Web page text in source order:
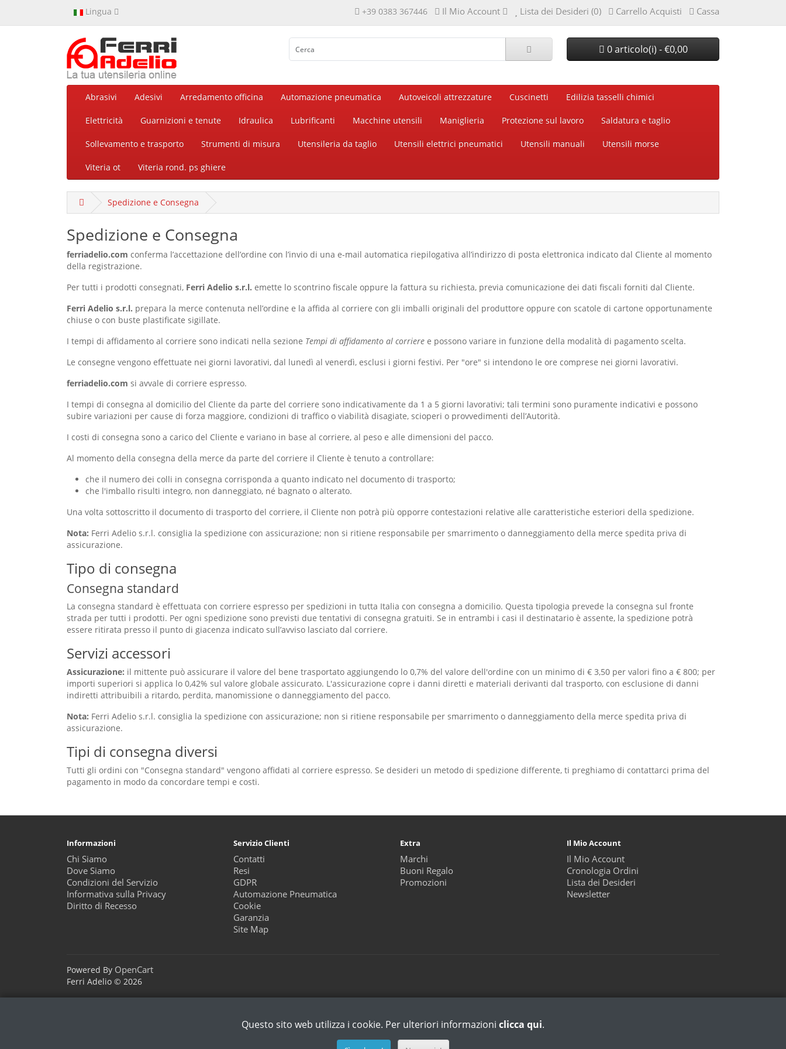
Lingua +39 0383 367446 Il Mio Account Lista dei Desideri (0) Carrello Acquisti Cassa
0 articolo(i) - €0,00
Abrasivi Adesivi Arredamento officina Automazione pneumatica Autoveicoli attrezzature Cuscinetti Edilizia tasselli chimici
Elettricità Guarnizioni e tenute Idraulica Lubrificanti Macchine utensili Maniglieria Protezione sul lavoro Saldatura e taglio
Sollevamento e trasporto Strumenti di misura Utensileria da taglio Utensili elettrici pneumatici Utensili manuali Utensili morse
Viteria ot Viteria rond. ps ghiere
Spedizione e Consegna
Spedizione e Consegna
ferriadelio.com conferma l’accettazione dell’ordine con l’invio di una e-mail automatica riepilogativa all’indirizzo di posta elettronica indicato dal Cliente al momento
della registrazione.
Per tutti i prodotti consegnati, Ferri Adelio s.r.l. emette lo scontrino fiscale oppure la fattura su richiesta, previa comunicazione dei dati fiscali forniti dal Cliente.
Ferri Adelio s.r.l. prepara la merce contenuta nell’ordine e la affida al corriere con gli imballi originali del produttore oppure con scatole di cartone opportunamente
chiuse o con buste plastificate sigillate.
I tempi di affidamento al corriere sono indicati nella sezione Tempi di affidamento al corriere e possono variare in funzione della modalità di pagamento scelta.
Le consegne vengono effettuate nei giorni lavorativi, dal lunedì al venerdì, esclusi i giorni festivi. Per "ore" si intendono le ore comprese nei giorni lavorativi.
ferriadelio.com si avvale di corriere espresso.
I tempi di consegna al domicilio del Cliente da parte del corriere sono indicativamente da 1 a 5 giorni lavorativi; tali termini sono puramente indicativi e possono
subire variazioni per cause di forza maggiore, condizioni di traffico o viabilità disagiate, scioperi o provvedimenti dell’Autorità.
I costi di consegna sono a carico del Cliente e variano in base al corriere, al peso e alle dimensioni del pacco.
Al momento della consegna della merce da parte del corriere il Cliente è tenuto a controllare:
che il numero dei colli in consegna corrisponda a quanto indicato nel documento di trasporto;
che l'imballo risulti integro, non danneggiato, né bagnato o alterato.
Una volta sottoscritto il documento di trasporto del corriere, il Cliente non potrà più opporre contestazioni relative alle caratteristiche esteriori della spedizione.
Nota: Ferri Adelio s.r.l. consiglia la spedizione con assicurazione; non si ritiene responsabile per smarrimento o danneggiamento della merce spedita priva di
assicurazione.
Tipo di consegna
Consegna standard
La consegna standard è effettuata con corriere espresso per spedizioni in tutta Italia con consegna a domicilio. Questa tipologia prevede la consegna sul fronte
strada per tutti i prodotti. Per ogni spedizione sono previsti due tentativi di consegna gratuiti. Se in entrambi i casi il destinatario è assente, la spedizione potrà
essere ritirata presso il punto di giacenza indicato sull’avviso lasciato dal corriere.
Servizi accessori
Assicurazione: il mittente può assicurare il valore del bene trasportato aggiungendo lo 0,7% del valore dell'ordine con un minimo di € 3,50 per valori fino a € 800; per
importi superiori si applica lo 0,42% sul valore globale assicurato. L'assicurazione copre i danni diretti e materiali derivanti dal trasporto, con esclusione di danni
indiretti attribuibili a ritardo, perdita, manomissione o danneggiamento del pacco.
Nota: Ferri Adelio s.r.l. consiglia la spedizione con assicurazione; non si ritiene responsabile per smarrimento o danneggiamento della merce spedita priva di
assicurazione.
Tipi di consegna diversi
Tutti gli ordini con "Consegna standard" vengono affidati al corriere espresso. Se desideri un metodo di spedizione differente, ti preghiamo di contattarci prima del
pagamento in modo da concordare tempi e costi.
Informazioni
Chi Siamo
Dove Siamo
Condizioni del Servizio
Informativa sulla Privacy
Diritto di Recesso
Servizio Clienti
Contatti
Resi
GDPR
Automazione Pneumatica
Cookie
Garanzia
Site Map
Extra
Marchi
Buoni Regalo
Promozioni
Il Mio Account
Il Mio Account
Cronologia Ordini
Lista dei Desideri
Newsletter
Powered By OpenCart
Ferri Adelio © 2026
Questo sito web utilizza i cookie. Per ulteriori informazioni clicca qui.